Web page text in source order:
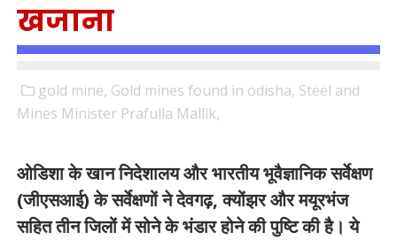
खजाना
gold mine, Gold mines found in odisha, Steel and
Mines Minister Prafulla Mallik,
ओडिशा के खान निदेशालय और भारतीय भूवैज्ञानिक सर्वेक्षण
(जीएसआई) के सर्वेक्षणों ने देवगढ़, क्योंझर और मयूरभंज
सहित तीन जिलों में सोने के भंडार होने की पुष्टि की है। ये